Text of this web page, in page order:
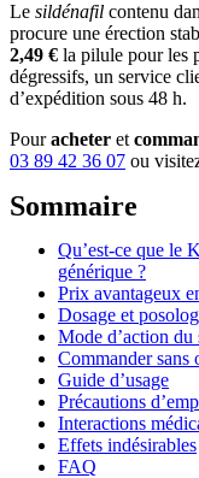
Le sildénafil contenu
procure une érection
2,49 € la pilule pour les
dégressifs, un service
d’expédition sous 48 h.
Pouracheter et
03 89 42 36 07 ou
Sommaire
Qu’est-ce que le
générique ?
Prix avantageux
Dosage et
Mode d’action du
Commander sans
Guide d’usage
Précautions
Interactions
Effets indésirables
FAQ